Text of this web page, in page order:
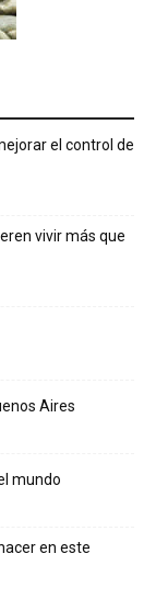
el control de
vivir más que
Aires
mundo
en este